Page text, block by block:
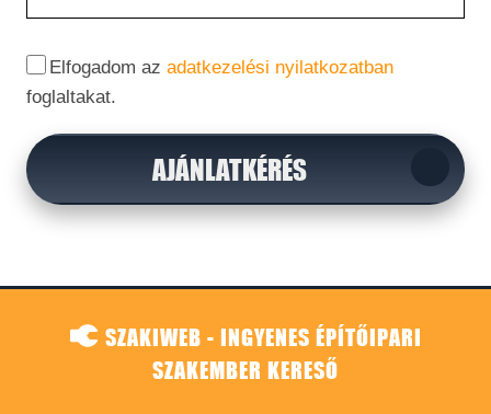
Elfogadom az adatkezelési nyilatkozatban
foglaltakat.
AJÁNLATKÉRÉS
SZAKIWEB - INGYENES ÉPÍTŐIPARI
SZAKEMBER KERESŐ